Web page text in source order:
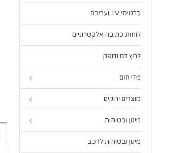
כרטיסי TV ועריכה
לוחות כתיבה אלקטרוניים
לחץ דם ודופק
מדי חום
מוצרים ירוקים
מיגון ובטיחות
מיגון ובטיחות לרכב